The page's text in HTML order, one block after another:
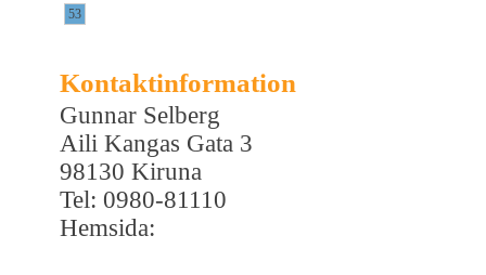
53
Kontaktinformation
Gunnar Selberg
Aili Kangas Gata 3
98130 Kiruna
Tel: 0980-81110
Hemsida: